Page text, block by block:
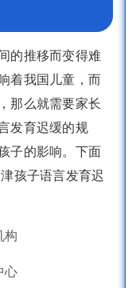
的推移而变得难
着我国儿童，而
那么就需要家长
发育迟缓的规
子的影响。下面
孩子语言发育迟
构
心